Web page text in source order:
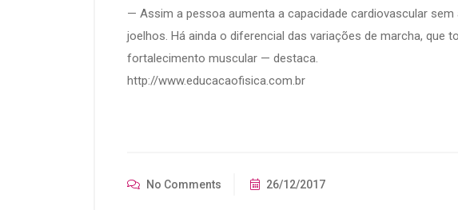
— Assim a pessoa aumenta a capacidade cardiovascular
joelhos. Há ainda o diferencial das variações de marcha, que
fortalecimento muscular — destaca.
http://www.educacaofisica.com.br
No Comments 26/12/2017